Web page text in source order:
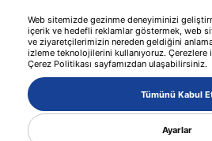
Web sitemizde gezinme deneyiminizi
içerik ve hedefli reklamlar göstermek, web
ve ziyaretçilerimizin nereden geldiğini
izleme teknolojilerini kullanıyoruz.
Çerez Politikası sayfamızdan ulaşabilirsiniz.
Tümünü Kabul
Ayarlar
4202 MAFSALLI SEHPA
AĞIR TİP,